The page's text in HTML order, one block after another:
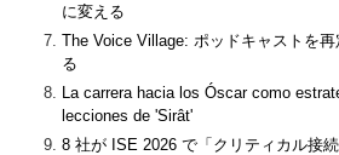
に変える
The Voice Village: ポッドキャストを再
る
La carrera hacia los Óscar como
lecciones de 'Sirât'
8 社が ISE 2026 で「クリティカル接